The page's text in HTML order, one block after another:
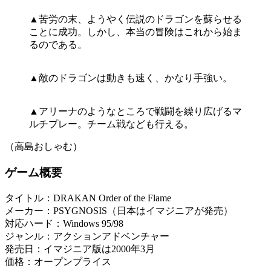
▲苦労の末、ようやく伝説のドラゴンを蘇らせる
ことに成功。しかし、本当の冒険はこれから始ま
るのである。
▲敵のドラゴンは動きも速く、かなり手強い。
▲アリーナのようなところで戦闘を繰り広げるマ
ルチプレー。チーム戦なども行える。
（高島おしゃむ）
ゲーム概要
タイトル：DRAKAN Order of the Flame
メーカー：PSYGNOSIS（日本はイマジニアが発売）
対応ハード：Windows 95/98
ジャンル：アクションアドベンチャー
発売日：イマジニア版は2000年3月
価格：オープンプライス